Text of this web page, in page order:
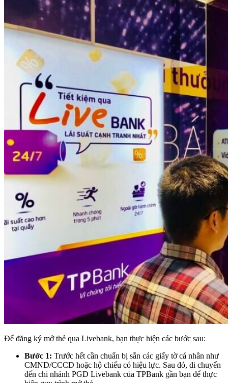
Để đăng ký mở thẻ qua Livebank, bạn thực hiện các bước sau:
Bước 1: Trước hết cần chuẩn bị sẵn các giấy tờ cá nhân như
CMND/CCCD hoặc hộ chiếu có hiệu lực. Sau đó, di chuyển
đến chi nhánh PGD Livebank của TPBank gần bạn để thực